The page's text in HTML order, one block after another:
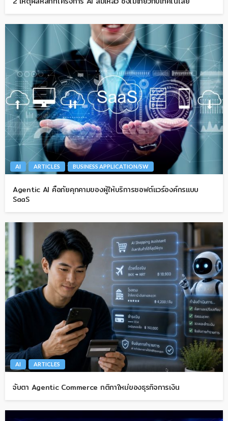
AI ARTICLES BUSINESS APPLICATION/SW
Agentic AI คือภัยคุกคามของผู้ให้บริการซอฟต์แวร์องค์กรแบบ
SaaS
AI ARTICLES
จับตา Agentic Commerce กติกาใหม่ของธุรกิจการเงิน